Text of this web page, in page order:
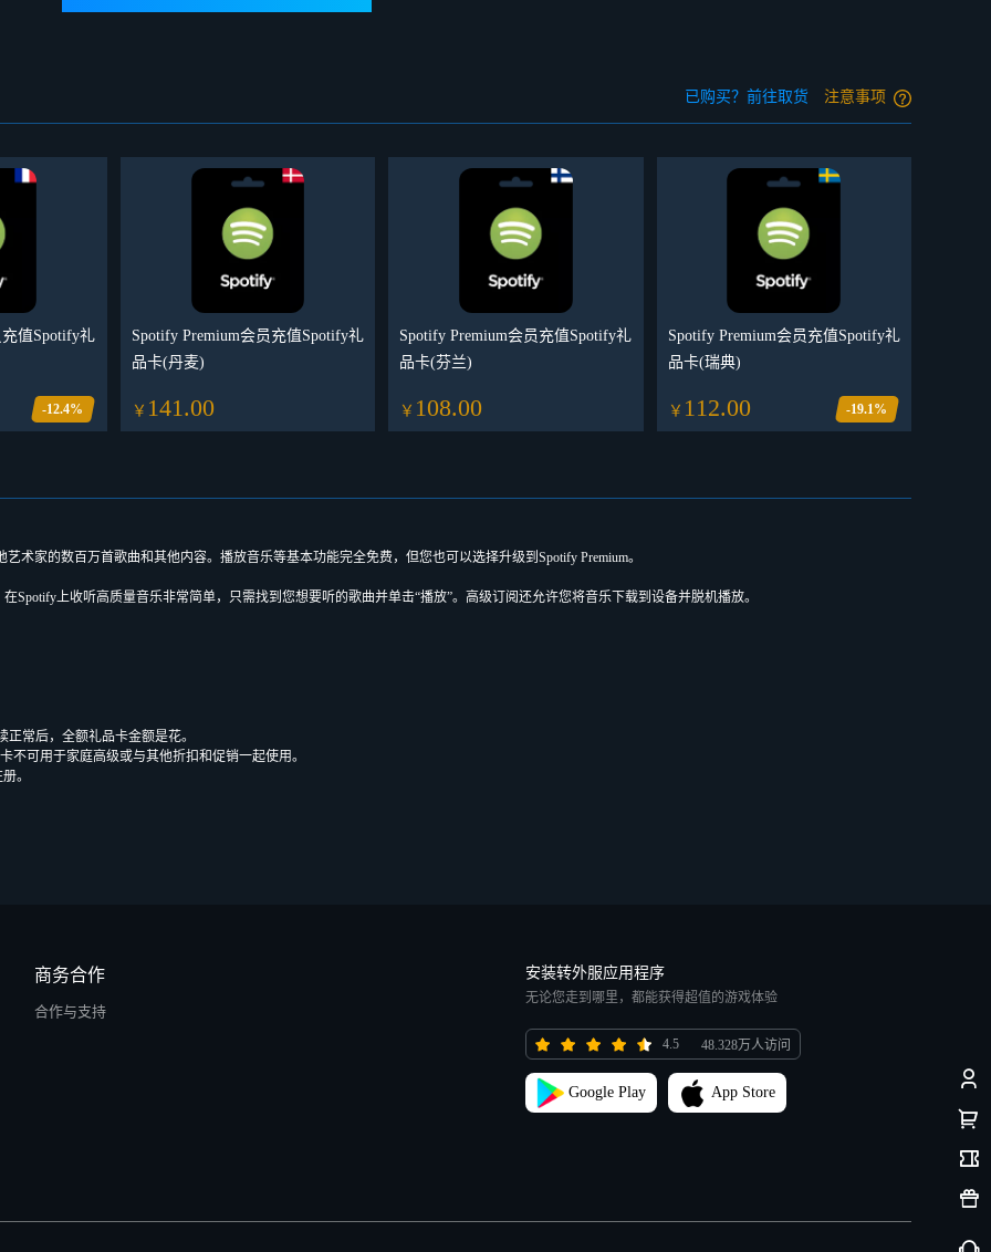
已购买？前往取货 注意事项
值Spotify礼
-12.4%
Spotify Premium会员充值Spotify礼
品卡(丹麦)
￥ 141.00
Spotify Premium会员充值Spotify礼
品卡(芬兰)
￥ 108.00
Spotify Premium会员充值Spotify礼
品卡(瑞典)
￥ 112.00 -19.1%
术家的数百万首歌曲和其他内容。播放音乐等基本功能完全免费，但您也可以选择升级到Spotify Premium。
Spotify上收听高质量音乐非常简单，只需找到您想要听的歌曲并单击“播放”。高级订阅还允许您将音乐下载到设备并脱机播放。
常后，全额礼品卡金额是花。
不可用于家庭高级或与其他折扣和促销一起使用。
。
商务合作
合作与支持
安装转外服应用程序
无论您走到哪里，都能获得超值的游戏体验
4.5 48.328万人访问
Google Play App Store